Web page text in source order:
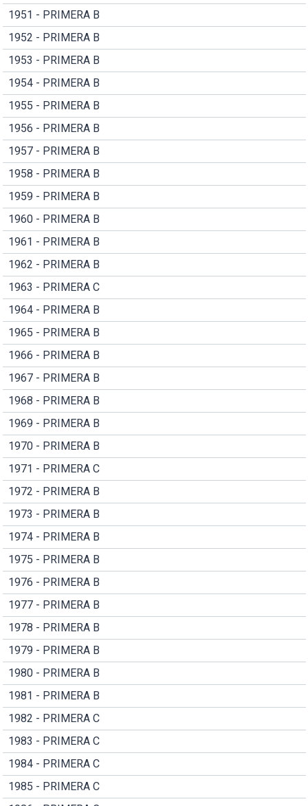
1951 - PRIMERA B
1952 - PRIMERA B
1953 - PRIMERA B
1954 - PRIMERA B
1955 - PRIMERA B
1956 - PRIMERA B
1957 - PRIMERA B
1958 - PRIMERA B
1959 - PRIMERA B
1960 - PRIMERA B
1961 - PRIMERA B
1962 - PRIMERA B
1963 - PRIMERA C
1964 - PRIMERA B
1965 - PRIMERA B
1966 - PRIMERA B
1967 - PRIMERA B
1968 - PRIMERA B
1969 - PRIMERA B
1970 - PRIMERA B
1971 - PRIMERA C
1972 - PRIMERA B
1973 - PRIMERA B
1974 - PRIMERA B
1975 - PRIMERA B
1976 - PRIMERA B
1977 - PRIMERA B
1978 - PRIMERA B
1979 - PRIMERA B
1980 - PRIMERA B
1981 - PRIMERA B
1982 - PRIMERA C
1983 - PRIMERA C
1984 - PRIMERA C
1985 - PRIMERA C